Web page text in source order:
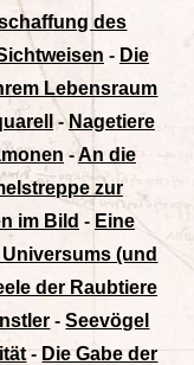
des
- Die
Lebensraum
-Nagetiere
-An die
zur
im Bild - Eine
Universums (und
der Raubtiere
-Seevögel
- Die Gabe der